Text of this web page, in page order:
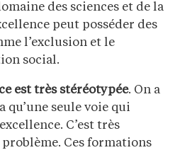
des sciences et de la
peut posséder des
l’exclusion et le
social.
est très stéréotypée. On a
qu’une seule voie qui
C’est très
Ces formations